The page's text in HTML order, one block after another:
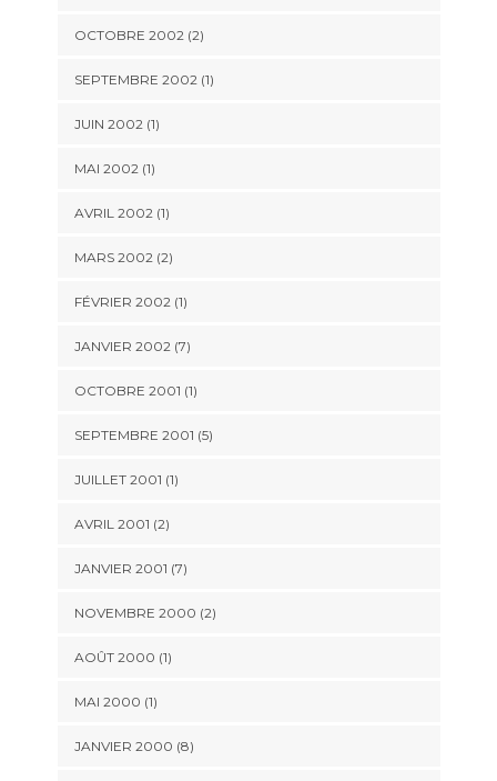
OCTOBRE 2002 (2)
SEPTEMBRE 2002 (1)
JUIN 2002 (1)
MAI 2002 (1)
AVRIL 2002 (1)
MARS 2002 (2)
FÉVRIER 2002 (1)
JANVIER 2002 (7)
OCTOBRE 2001 (1)
SEPTEMBRE 2001 (5)
JUILLET 2001 (1)
AVRIL 2001 (2)
JANVIER 2001 (7)
NOVEMBRE 2000 (2)
AOÛT 2000 (1)
MAI 2000 (1)
JANVIER 2000 (8)